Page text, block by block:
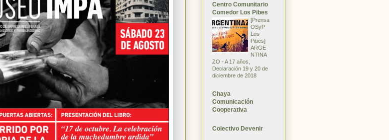
Centro Comunitario
Comedor Los Pibes
[Prensa
OSyP
Los
Pibes]
ARGE
NTINA
ZO - A 17 años,
Declaración 19 y 20 de
diciembre de 2018
Chaya
Comunicación
Cooperativa
Colectivo Devenir